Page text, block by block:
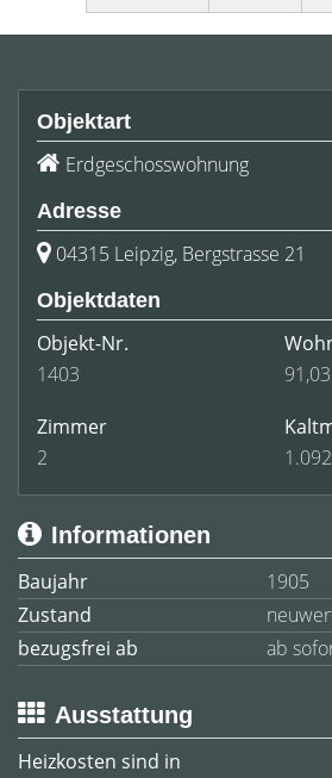
Objektart
Erdgeschosswohnung
Adresse
04315 Leipzig, Bergstrasse 21
Objektdaten
Objekt-Nr.
1403
Zimmer
2
Informationen
Baujahr
1905
Zustand
bezugsfrei ab
ab
Ausstattung
Heizkosten sind in